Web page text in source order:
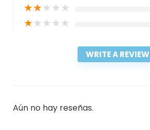
★★★★★
★★★★★
WRITE A REVIEW
Aún no hay reseñas.